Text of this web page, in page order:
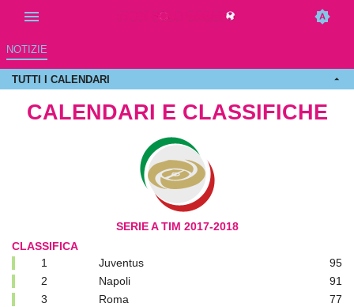
NOTIZIE
TUTTI I CALENDARI
CALENDARI E CLASSIFICHE
SERIE A TIM 2017-2018
CLASSIFICA
1
Juventus
95
2
Napoli
91
3
Roma
77